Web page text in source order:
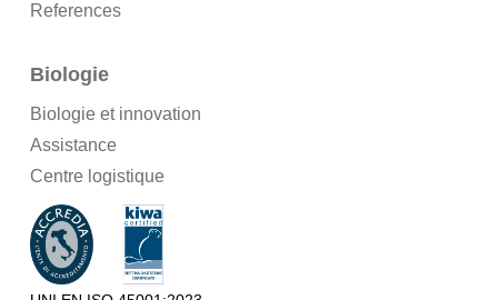
References
Biologie
Biologie et innovation
Assistance
Centre logistique